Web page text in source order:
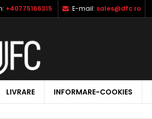
+40775166315 E-mail: sales@dfc.ro
LIVRARE INFORMARE-COOKIES